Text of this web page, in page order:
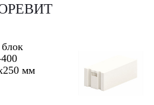
мм